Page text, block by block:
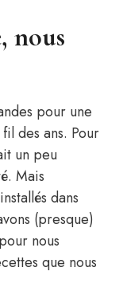
nous
pour une
des ans. Pour
un peu
Mais
dans
(presque)
nous
que nous